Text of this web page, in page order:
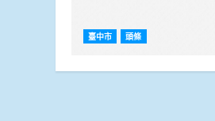
臺中市 頭條